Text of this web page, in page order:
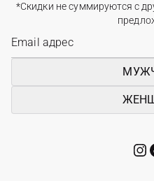
*Скидки не суммируются с